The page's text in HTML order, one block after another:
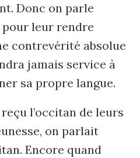
Donc on parle
leur rendre
contrevérité absolue
jamais service à
sa propre langue.
l’occitan de leurs
on parlait
Encore quand